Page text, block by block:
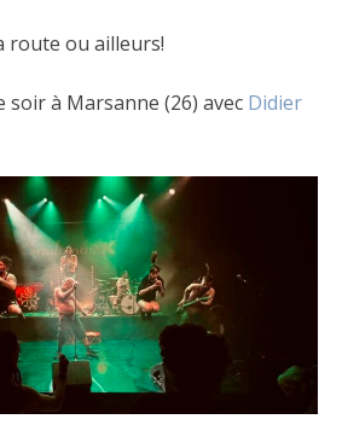
route ou ailleurs!
soir à Marsanne (26) avec Didier